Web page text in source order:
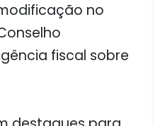
no
fiscal sobre